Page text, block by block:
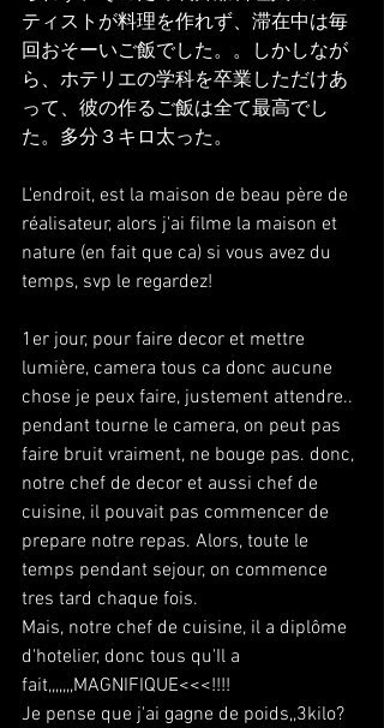
ティストが料理を作れず、滞在中は毎
回おそーいご飯でした。。しかしなが
ら、ホテリエの学科を卒業しただけあ
って、彼の作るご飯は全て最高でし
た。多分３キロ太った。
L'endroit, est la maison de beau père de
réalisateur, alors j'ai filme la maison et
nature (en fait que ca) si vous avez du
temps, svp le regardez!
1er jour, pour faire decor et mettre
lumière, camera tous ca donc aucune
chose je peux faire, justement attendre..
pendant tourne le camera, on peut pas
faire bruit vraiment, ne bouge pas. donc,
notre chef de decor et aussi chef de
cuisine, il pouvait pas commencer de
prepare notre repas. Alors, toute le
temps pendant sejour, on commence
tres tard chaque fois.
Mais, notre chef de cuisine, il a diplôme
d'hotelier, donc tous qu'Il a
fait,,,,,,,MAGNIFIQUE<<<!!!!
Je pense que j'ai gagne de poids,,3kilo?